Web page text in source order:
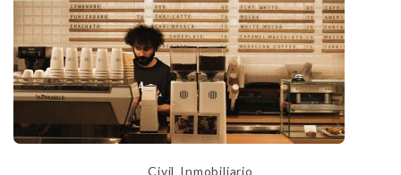
Civil Inmobiliario